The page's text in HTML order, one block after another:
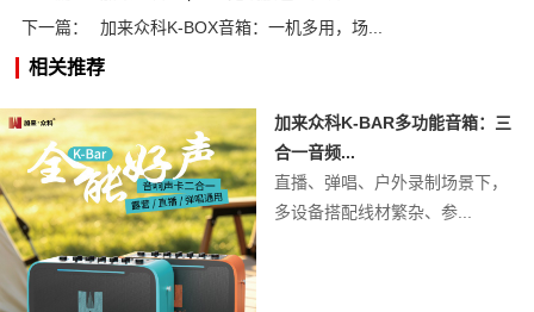
下一篇：
加来众科K-BOX音箱：一机多用，场...
相关推荐
加来众科K-BAR多功能音箱：三
合一音频...
直播、弹唱、户外录制场景下，
多设备搭配线材繁杂、参...